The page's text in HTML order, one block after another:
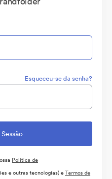
Esqueceu-se da senha?
Política de
e outras tecnologias) eTermos de